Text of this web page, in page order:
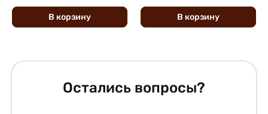
В корзину В корзину
Остались вопросы?